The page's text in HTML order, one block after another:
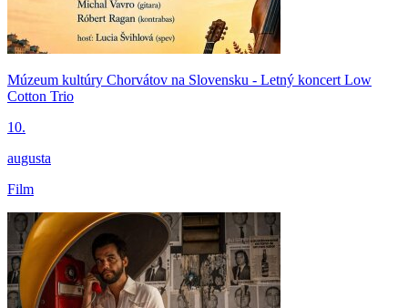
Múzeum kultúry Chorvátov na Slovensku - Letný koncert Low
Cotton Trio
10.
augusta
Film